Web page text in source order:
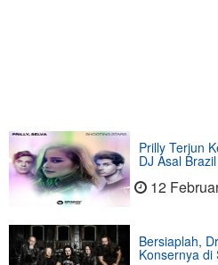
Prilly Terjun
DJ Asal Brazil
12
Bersiaplah,
Konsernya di